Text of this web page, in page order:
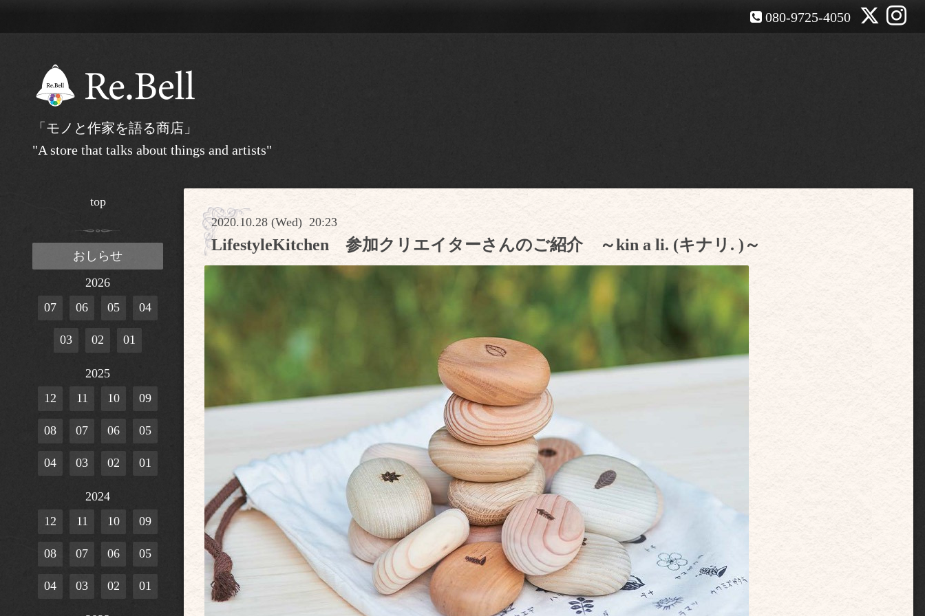
080-9725-4050
「モノと作家を語る商店」
"A store that talks about things and artists"
2020.10.28 (Wed) 20:23
LifestyleKitchen 参加クリエイターさんのご紹介 ～kin a li. (キナリ. )～
top
おしらせ
2026
07
06 05 04
03 02 01
2025
12
11 10 09
08 07 06 05
04 03 02 01
2024
12
11 10 09
08 07 06 05
04 03 02 01